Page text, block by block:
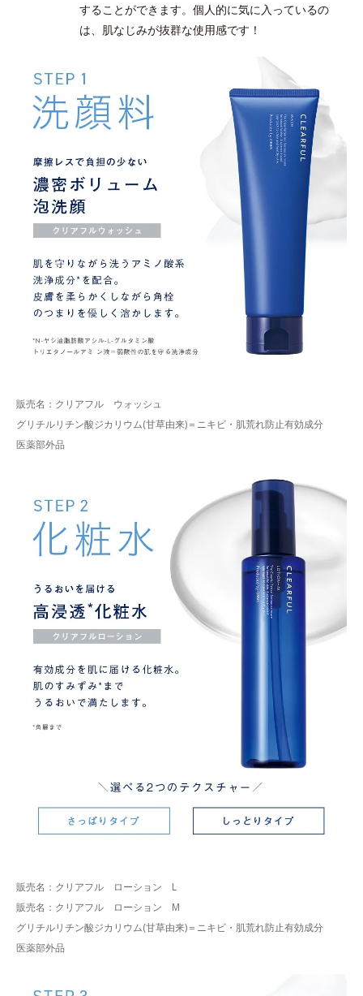
することができます。個人的に気に入っているの
は、肌なじみが抜群な使用感です！
販売名：クリアフル ウォッシュ
グリチルリチン酸ジカリウム(甘草由来)＝ニキビ・肌荒れ防止有効成分
医薬部外品
販売名：クリアフル ローション L
販売名：クリアフル ローション M
グリチルリチン酸ジカリウム(甘草由来)＝ニキビ・肌荒れ防止有効成分
医薬部外品